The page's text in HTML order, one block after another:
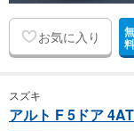
お気に入り 無
料
スズキ
アルト F 5ドア